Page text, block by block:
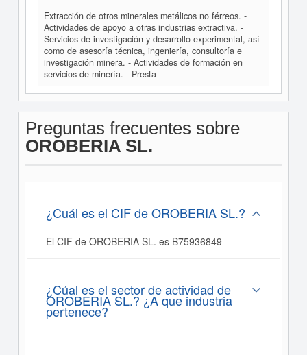
Extracción de otros minerales metálicos no férreos. -
Actividades de apoyo a otras industrias extractiva. -
Servicios de investigación y desarrollo experimental, así
como de asesoría técnica, ingeniería, consultoría e
investigación minera. - Actividades de formación en
servicios de minería. - Presta
Preguntas frecuentes sobre
OROBERIA SL.
¿Cuál es el CIF de OROBERIA SL.?
El CIF de OROBERIA SL. es B75936849
¿Cúal es el sector de actividad de
OROBERIA SL.? ¿A que industria
pertenece?